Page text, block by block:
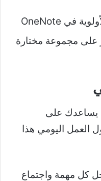
على مجموعة مختارة
يساعدك على
العمل اليومي هذا
كل مهمة واجتماع